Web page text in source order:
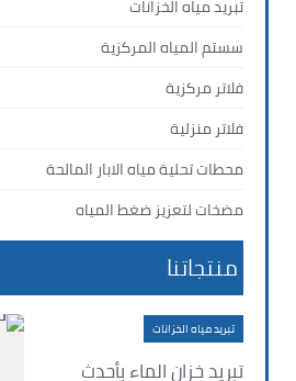
تبريد مياه الخزانات
سستم المياه المركزية
فلاتر مركزية
فلاتر منزلية
محطات تحلية مياه الابار المالحة
مضخات لتعزيز ضغط المياه
منتجاتنا
تبريد مياه الخزانات
تبريد خزان الماء بأحدث